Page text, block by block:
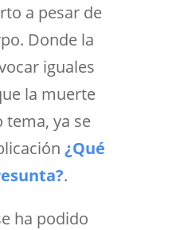
a pesar de
Donde la
iguales
la muerte
tema, ya se
¿Qué
.
ha podido